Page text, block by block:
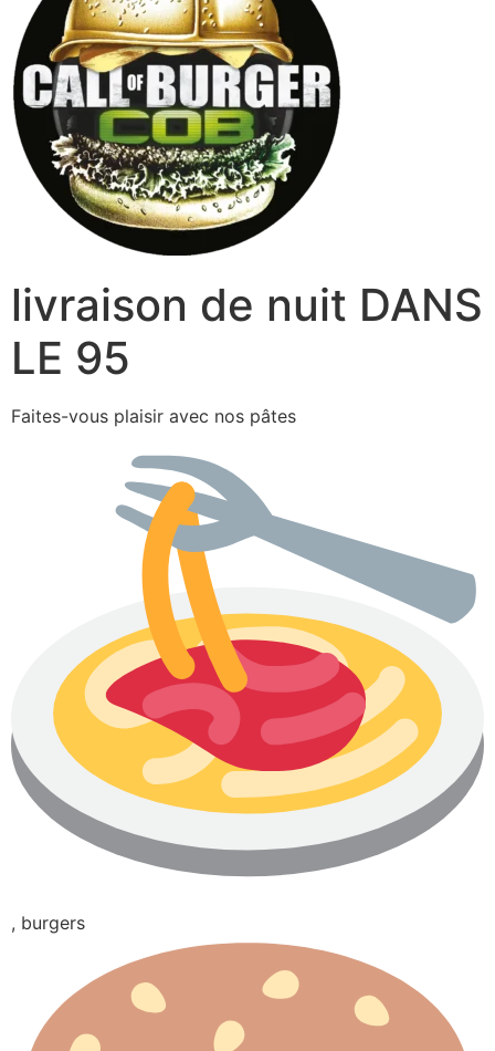
livraison de nuit DANS
LE 95
Faites-vous plaisir avec nos pâtes
, burgers